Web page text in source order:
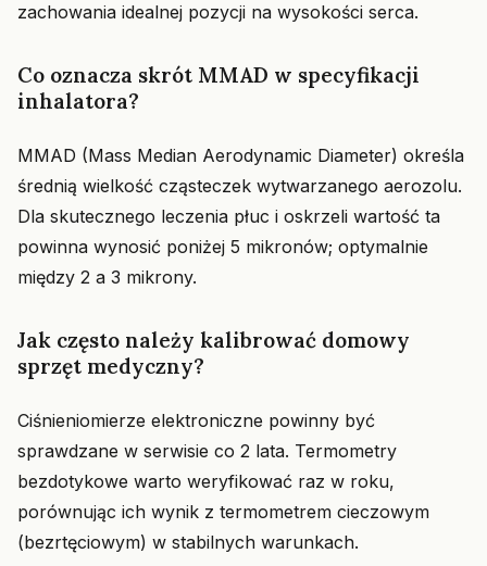
zachowania idealnej pozycji na wysokości serca.
Co oznacza skrót MMAD w specyfikacji
inhalatora?
MMAD (Mass Median Aerodynamic Diameter) określa
średnią wielkość cząsteczek wytwarzanego aerozolu.
Dla skutecznego leczenia płuc i oskrzeli wartość ta
powinna wynosić poniżej 5 mikronów; optymalnie
między 2 a 3 mikrony.
Jak często należy kalibrować domowy
sprzęt medyczny?
Ciśnieniomierze elektroniczne powinny być
sprawdzane w serwisie co 2 lata. Termometry
bezdotykowe warto weryfikować raz w roku,
porównując ich wynik z termometrem cieczowym
(bezrtęciowym) w stabilnych warunkach.